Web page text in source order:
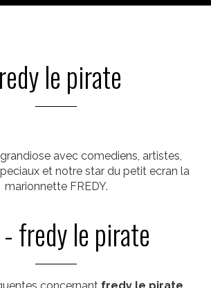
le pirate
avec comediens, artistes,
et notre star du petit ecran la
marionnette FREDY.
- fredy le pirate